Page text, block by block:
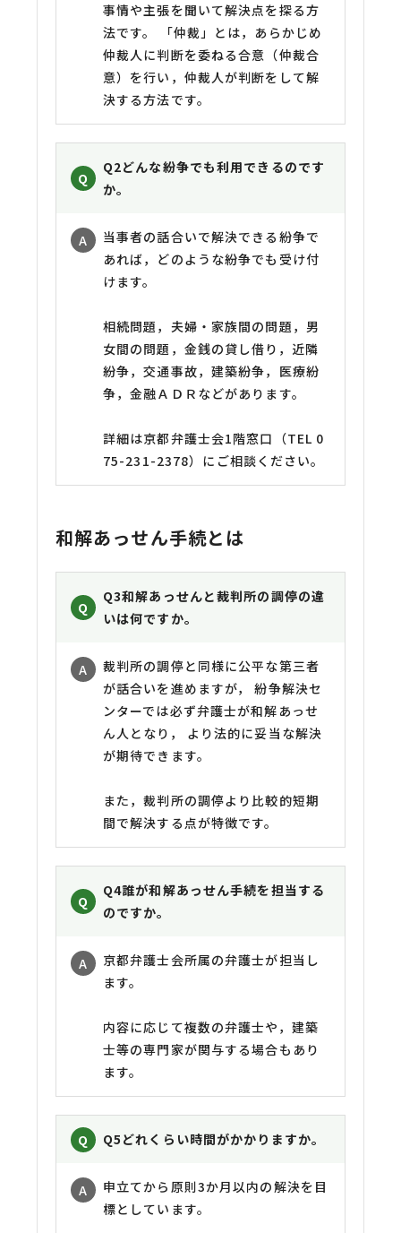
事情や主張を聞いて解決点を探る方
法です。 「仲裁」とは，あらかじめ
仲裁人に判断を委ねる合意（仲裁合
意）を行い，仲裁人が判断をして解
決する方法です。
Q2どんな紛争でも利用できるのです
か。
当事者の話合いで解決できる紛争で
あれば，どのような紛争でも受け付
けます。
相続問題，夫婦・家族間の問題，男
女間の問題，金銭の貸し借り，近隣
紛争，交通事故，建築紛争，医療紛
争，金融ＡＤＲなどがあります。
詳細は京都弁護士会1階窓口（TEL 0
75-231-2378）にご相談ください。
和解あっせん手続とは
Q3和解あっせんと裁判所の調停の違
いは何ですか。
裁判所の調停と同様に公平な第三者
が話合いを進めますが， 紛争解決セ
ンターでは必ず弁護士が和解あっせ
ん人となり， より法的に妥当な解決
が期待できます。
また，裁判所の調停より比較的短期
間で解決する点が特徴です。
Q4誰が和解あっせん手続を担当する
のですか。
京都弁護士会所属の弁護士が担当し
ます。
内容に応じて複数の弁護士や，建築
士等の専門家が関与する場合もあり
ます。
Q5 どれくらい時間がかかりますか。
申立てから原則3か月以内の解決を目
標としています。